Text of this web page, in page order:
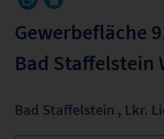
Gewerbefläche
Bad Staffelstein
Bad Staffelstein , Lkr.